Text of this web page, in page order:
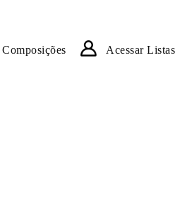
Composições Acessar Listas